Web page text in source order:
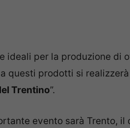
ideali per la produzione di
questi prodotti si
Trentino”.
evento sarà Trento, il